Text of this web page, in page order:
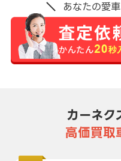
あなたの愛
カーネク
高価買取